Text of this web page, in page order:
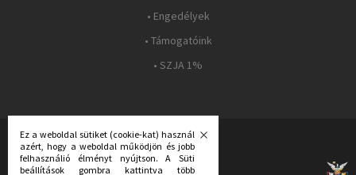
• Engedélyek
• Támogatóink
• SZJA 1%
FOLLOW US:
Ez a weboldal sütiket (cookie-kat) használ
azért, hogy a weboldal működjön és jobb
felhasználió élményt nyújtson. A Süti
beállítások gombra kattintva több